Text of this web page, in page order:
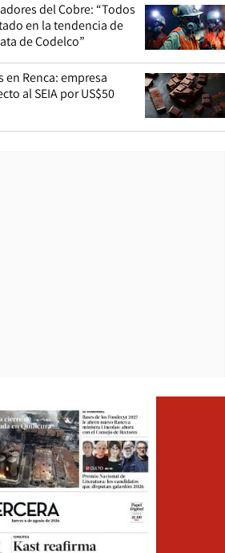
del Cobre: “Todos
en la tendencia de
de Codelco”
en Renca: empresa
al SEIA por US$50